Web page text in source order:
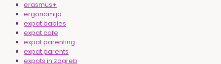
erasmus+
ergonomija
expat babies
expat cafe
expat parenting
expat parents
expats in zagreb